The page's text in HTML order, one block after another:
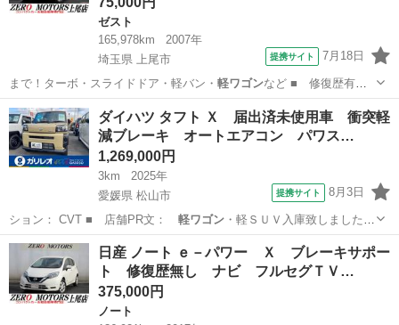
ゼスト
165,978km
2007年
埼玉県 上尾市
提携サイト 7月18日
まで！ターボ・スライドドア・軽バン・ 軽ワゴンなど ■ 修復歴有
無： なし ■ 年…
埼玉 上尾市 ゼスト
ダイハツ タフト Ｘ 届出済未使用車 衝突軽
減ブレーキ オートエアコン パワス…
1,269,000円
3km
2025年
愛媛県 松山市
提携サイト 8月3日
ション： CVT ■ 店舗PR文： 軽ワゴン・軽ＳＵＶ入庫致しました♪
ご来店お待…
愛媛 松山市 ダイハツ
日産 ノート ｅ－パワー Ｘ ブレーキサポー
ト 修復歴無し ナビ フルセグＴＶ…
375,000円
ノート